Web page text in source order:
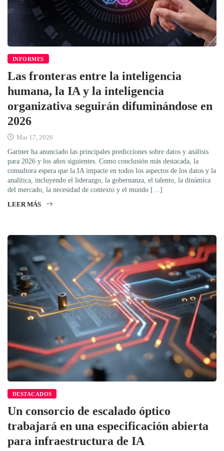
INFORMES
Las fronteras entre la inteligencia
humana, la IA y la inteligencia
organizativa seguirán difuminándose en
2026
Mar 17, 2026
Gartner ha anunciado las principales predicciones sobre datos y análisis
para 2026 y los años siguientes. Como conclusión más destacada, la
consultora espera que la IA impacte en todos los aspectos de los datos y la
analítica, incluyendo el liderazgo, la gobernanza, el talento, la dinámica
del mercado, la necesidad de contexto y el mundo […]
LEER MÁS
DESTACADOS
Un consorcio de escalado óptico
trabajará en una especificación abierta
para infraestructura de IA